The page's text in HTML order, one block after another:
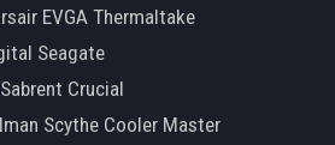
EVGA Thermaltake
Seagate
Crucial
Scythe Cooler Master